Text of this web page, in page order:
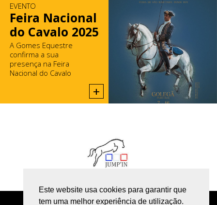
Este website usa cookies para garantir que
tem uma melhor experiência de utilização.
EVENTO
Feira Nacional
do Cavalo 2025
A Gomes Equestre
confirma a sua
presença na Feira
Nacional do Cavalo
+